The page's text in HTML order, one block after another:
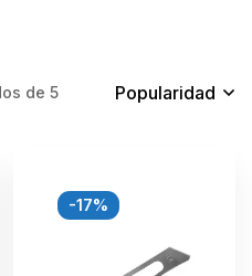
de 5 Popularidad
-17%